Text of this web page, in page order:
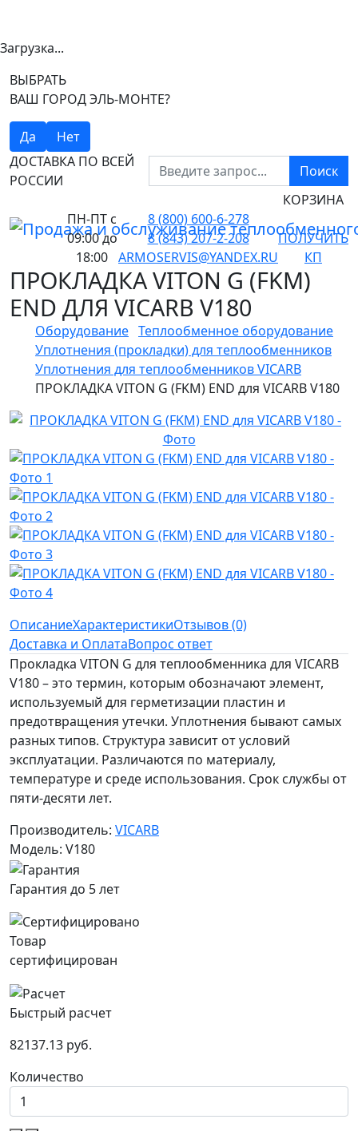
Загрузка...
ВЫБРАТЬ
ВАШ ГОРОД ЭЛЬ-МОНТЕ?
Да
Нет
ДОСТАВКА ПО ВСЕЙ
РОССИИ
Поиск
ПН-ПТ с
09:00 до
18:00
8 (800) 600-6-278
8 (843) 207-2-208
ARMOSERVIS@YANDEX.RU
КОРЗИНА
ПОЛУЧИТЬ
КП
ПРОКЛАДКА VITON G (FKM)
END ДЛЯ VICARB V180
Оборудование Теплообменное оборудование
Уплотнения (прокладки) для теплообменников
Уплотнения для теплообменников VICARB
ПРОКЛАДКА VITON G (FKM) END для VICARB V180
ОписаниеХарактеристикиОтзывов (0)
Доставка и ОплатаВопрос ответ
Прокладка VITON G для теплообменника для VICARB
V180 – это термин, которым обозначают элемент,
используемый для герметизации пластин и
предотвращения утечки. Уплотнения бывают самых
разных типов. Структура зависит от условий
эксплуатации. Различаются по материалу,
температуре и среде использования. Срок службы от
пяти-десяти лет.
Производитель: VICARB
Модель: V180
Гарантия до 5 лет
Товар
сертифицирован
Быстрый расчет
82137.13 руб.
Количество